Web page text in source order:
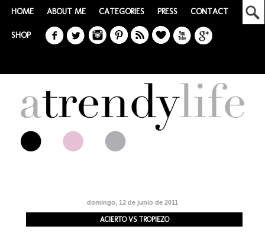
HOME ABOUT ME CATEGORIES PRESS CONTACT
SHOP
domingo, 12 de junio de 2011
ACIERTO VS TROPIEZO